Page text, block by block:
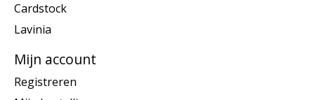
Cardstock
Lavinia
Mijn account
Registreren